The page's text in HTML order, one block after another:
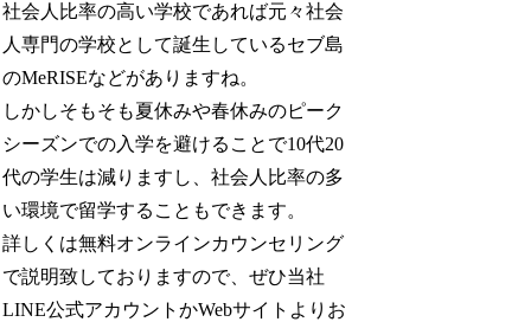
社会人比率の高い学校であれば元々社会
人専門の学校として誕生しているセブ島
のMeRISEなどがありますね。
しかしそもそも夏休みや春休みのピーク
シーズンでの入学を避けることで10代20
代の学生は減りますし、社会人比率の多
い環境で留学することもできます。
詳しくは無料オンラインカウンセリング
で説明致しておりますので、ぜひ当社
LINE公式アカウントかWebサイトよりお